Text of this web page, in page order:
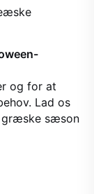
og for at
Lad os
græske sæson